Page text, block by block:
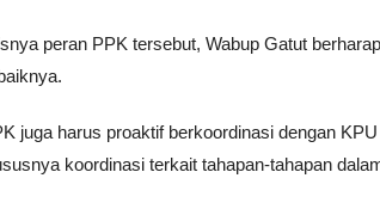
peran PPK tersebut, Wabup Gatut
juga harus proaktif berkoordinasi dengan
koordinasi terkait tahapan-tahapan